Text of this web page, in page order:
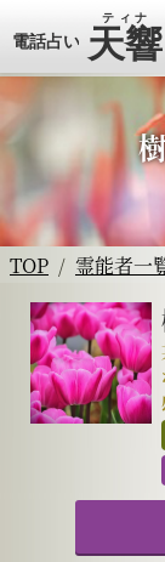
TOP 霊能者一